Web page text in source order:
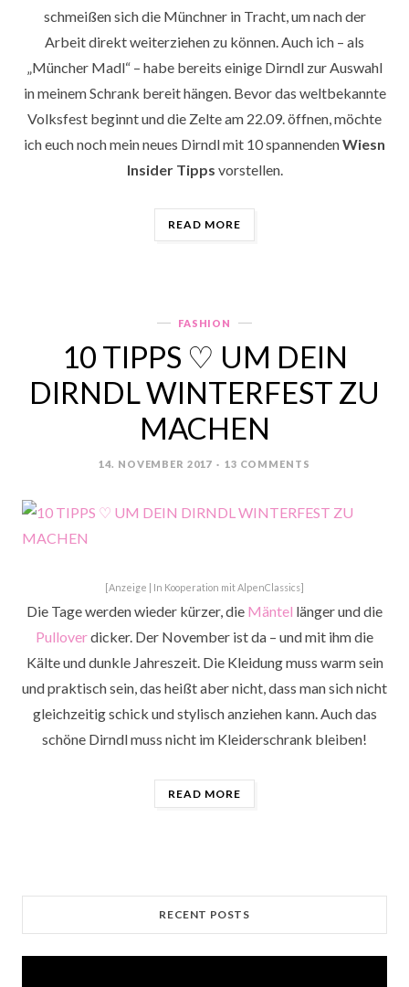
schmeißen sich die Münchner in Tracht, um nach der
Arbeit direkt weiterziehen zu können. Auch ich – als
„Müncher Madl“ – habe bereits einige Dirndl zur Auswahl
in meinem Schrank bereit hängen. Bevor das weltbekannte
Volksfest beginnt und die Zelte am 22.09. öffnen, möchte
ich euch noch mein neues Dirndl mit 10 spannendenWiesn
Insider Tipps vorstellen.
READ MORE
LIEBE
TIPPS“
Categories
FASHION
10 TIPPS ♡ UM DEIN
DIRNDL WINTERFEST ZU
MACHEN
POSTED
14. NOVEMBER 2017 13 COMMENTS
[Anzeige | In Kooperation mit AlpenClassics]
Die Tage werden wieder kürzer, die Mäntel länger und die
Pulloverdicker. Der November ist da – und mit ihm die
Kälte und dunkle Jahreszeit. Die Kleidung muss warm sein
und praktisch sein, das heißt aber nicht, dass man sich nicht
gleichzeitig schick und stylisch anziehen kann. Auch das
schöne Dirndl muss nicht im Kleiderschrank bleiben!
READ MORE
TIPPS
ZU
MACHEN“
RECENT POSTS